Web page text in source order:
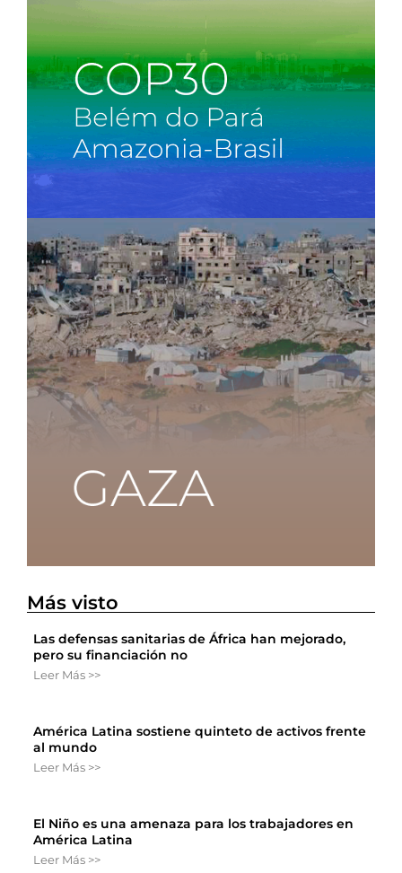
Más visto
Las defensas sanitarias de África han mejorado,
pero su financiación no
Leer Más >>
América Latina sostiene quinteto de activos frente
al mundo
Leer Más >>
El Niño es una amenaza para los trabajadores en
América Latina
Leer Más >>